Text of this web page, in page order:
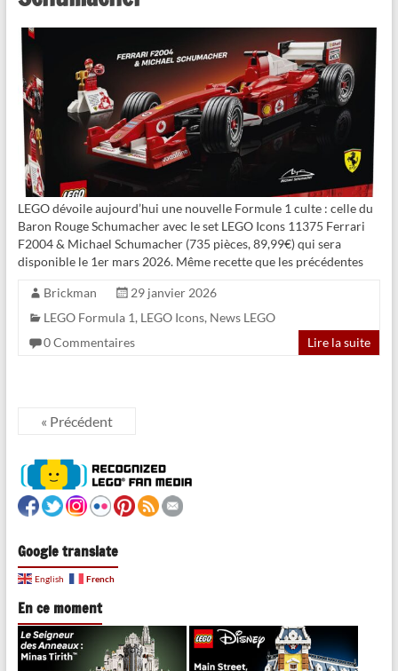
LEGO dévoile aujourd’hui une nouvelle Formule 1 culte : celle du
Baron Rouge Schumacher avec le set LEGO Icons 11375 Ferrari
F2004 & Michael Schumacher (735 pièces, 89,99€) qui sera
disponible le 1er mars 2026. Même recette que les précédentes
Brickman
29 janvier 2026
LEGO Formula 1, LEGO Icons, News LEGO
0 Commentaires
Lire la suite
« Précédent
Google translate
English French
En ce moment